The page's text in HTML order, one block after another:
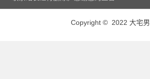
Copyright © 2022 大宅男